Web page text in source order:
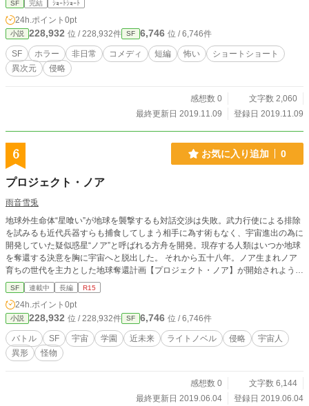
SF 完結 ｼｮｰﾄｼｮｰﾄ
24h.ポイント 0pt
小説 228,932 位 / 228,932件 SF 6,746 位 / 6,746件
SF ホラー 非日常 コメディ 短編 怖い
ショートショート
異次元
侵略
感想数 0
文字数 2,060
最終更新日 2019.11.09
登録日 2019.11.09
6 お気に入り追加 0
プロジェクト・ノア
雨音雪兎
地球外生命体“星喰い”が地球を襲撃するも対話交渉は失敗。武力行使による排除
を試みるも近代兵器すらも捕食してしまう相手に為す術もなく、宇宙進出の為に
開発していた疑似惑星“ノア”と呼ばれる方舟を開発。現存する人類はいつか地球
を奪還する決意を胸に宇宙へと脱出した。 それから五十八年。ノア生まれノア
育ちの世代を主力とした地球奪還計画【プロジェクト・ノア】が開始されようと
していた。
SF 連載中 長編 R15
24h.ポイント 0pt
小説 228,932 位 / 228,932件 SF 6,746 位 / 6,746件
バトル SF 宇宙 学園 近未来 ライトノベル 侵略
宇宙人
異形
怪物
感想数 0
文字数 6,144
最終更新日 2019.06.04
登録日 2019.06.04